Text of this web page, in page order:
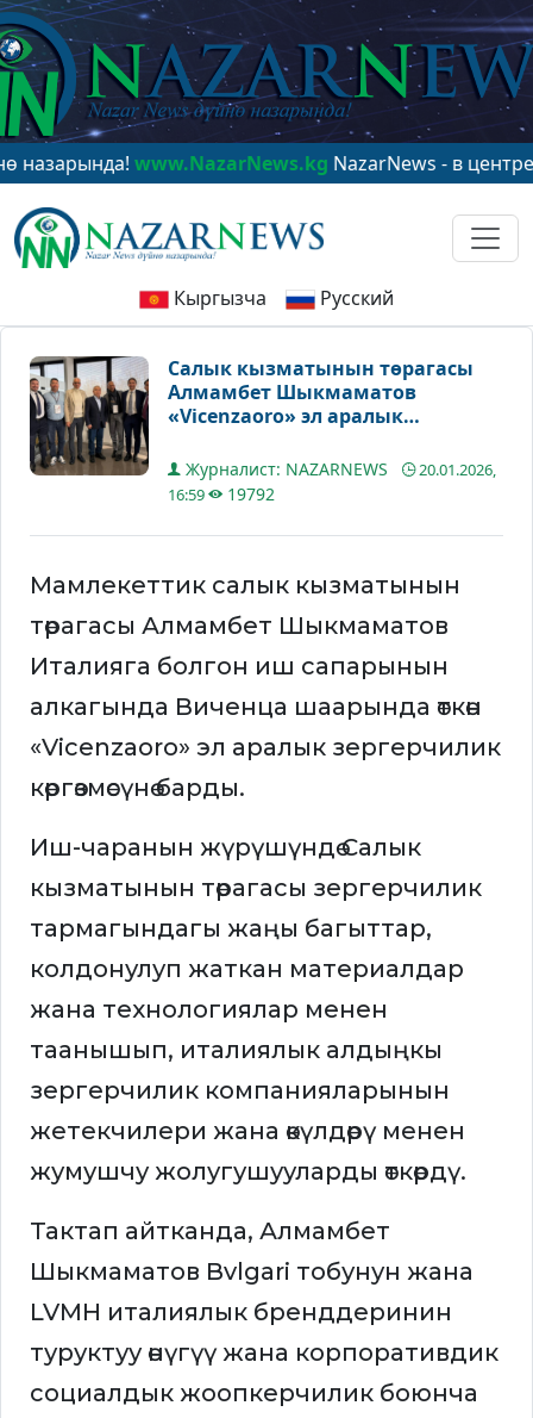
www.NazarNews.kgNazarNews - в центре
Кыргызча Русский
Салык кызматынын төрагасы
Алмамбет Шыкмаматов
«Vicenzaoro» эл аралык
катышты
Журналист: NAZARNEWS
20.01.2026,
16:59
19792
Мамлекеттик салык кызматынын
төрагасы Алмамбет Шыкмаматов
Италияга болгон иш сапарынын
алкагында Виченца шаарында өткөн
«Vicenzaoro» эл аралык зергерчилик
көргөзмөсүнө барды.
Иш-чаранын жүрүшүндө Салык
кызматынын төрагасы зергерчилик
тармагындагы жаңы багыттар,
колдонулуп жаткан материалдар
жана технологиялар менен
таанышып, италиялык алдыңкы
зергерчилик компанияларынын
жетекчилери жана өкүлдөрү менен
жумушчу жолугушууларды өткөрдү.
Тактап айтканда, Алмамбет
Шыкмаматов Bvlgari тобунун жана
LVMH италиялык бренддеринин
туруктуу өнүгүү жана корпоративдик
социалдык жоопкерчилик боюнча